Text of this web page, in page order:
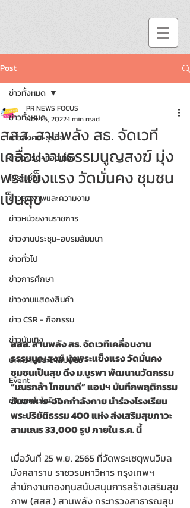
Post
ข่าวทั้งหมด
ข่าวสังคม-ธุรกิจ
ข่าววาไรตี้-ท่องเที่ยว
โปรโมชั่น!!
ข่าวสุขภาพและความงาม
ข่าวหน่วยงานราชการ
ข่าวงานประชุม-อบรมสัมมนา
ข่าวทั่วไป
ข่าวการศึกษา
ข่าวงานแสดงสินค้า
ข่าว CSR - กิจกรรม
ข่าวบันเทิง
บทความประชาสัมพันธ์
Event
ข่าวเทคโนโลยี IT
ข่าวทั้งหมด
สสส. สานพลัง สธ. จัดเวที
เคลื่อนงานธรรมนูญสงฆ์ มุ่ง
พระแข็งแรง วัดมั่นคง ชุมชน
เป็นสุข
PR NEWS FOCUS
Nov 25, 20221 min read
สสส. สานพลัง สธ. จัดเวทีเคลื่อนงาน
ธรรมนูญสงฆ์ มุ่งพระแข็งแรง วัดมั่นคง
ชุมชนเป็นสุข ดึง ม.บูรพา พัฒนานวัตกรรม
“เณรกล้า โภชนาดี” แอปฯ บันทึกพฤติกรรม
ฉันอาหาร-ออกกำลังกาย นำร่องโรงเรียน
พระปริยัติธรรม 400 แห่ง ส่งเสริมสุขภาวะ
สามเณร 33,000 รูป ภายใน ธ.ค. นี้
เมื่อวันที่ 25 พ.ย. 2565 ที่วัดพระเชตุพนวิมล
มังคลาราม ราชวรมหาวิหาร กรุงเทพฯ
สำนักงานกองทุนสนับสนุนการสร้างเสริมสุข
ภาพ (สสส.) สานพลัง กระทรวงสาธารณสุข